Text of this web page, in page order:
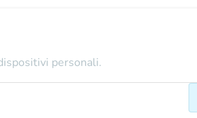
personali.